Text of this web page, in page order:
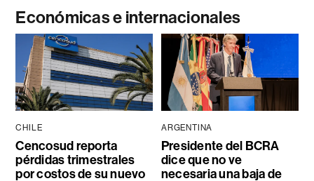
Económicas e internacionales
CHILE
Cencosud reporta
pérdidas trimestrales
por costos de su nuevo
ARGENTINA
Presidente del BCRA
dice que no ve
necesaria una baja de